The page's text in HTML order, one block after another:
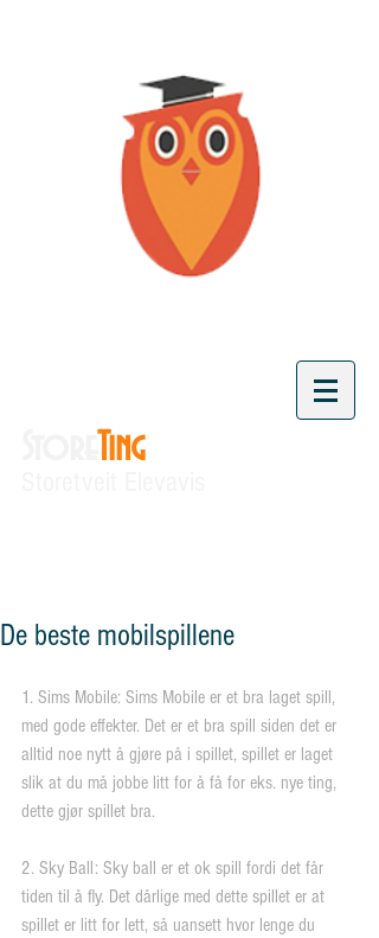
Ting
De beste mobilspillene
1. Sims Mobile: Sims Mobile er et bra laget spill,
med gode effekter. Det er et bra spill siden det er
alltid noe nytt å gjøre på i spillet, spillet er laget
slik at du må jobbe litt for å få for eks. nye ting,
dette gjør spillet bra.
2. Sky Ball: Sky ball er et ok spill fordi det får
tiden til å fly. Det dårlige med dette spillet er at
spillet er litt for lett, så uansett hvor lenge du